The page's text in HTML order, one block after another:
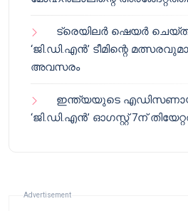
ട്രെയിലർ ഷെയർ
‘ജി.ഡി.എൻ’ ടീമിന്റെ
അവസരം
ഇന്ത്യയുടെ
‘ജി.ഡി.എൻ’ ഓഗസ്റ്റ് 7ന്
Advertisement